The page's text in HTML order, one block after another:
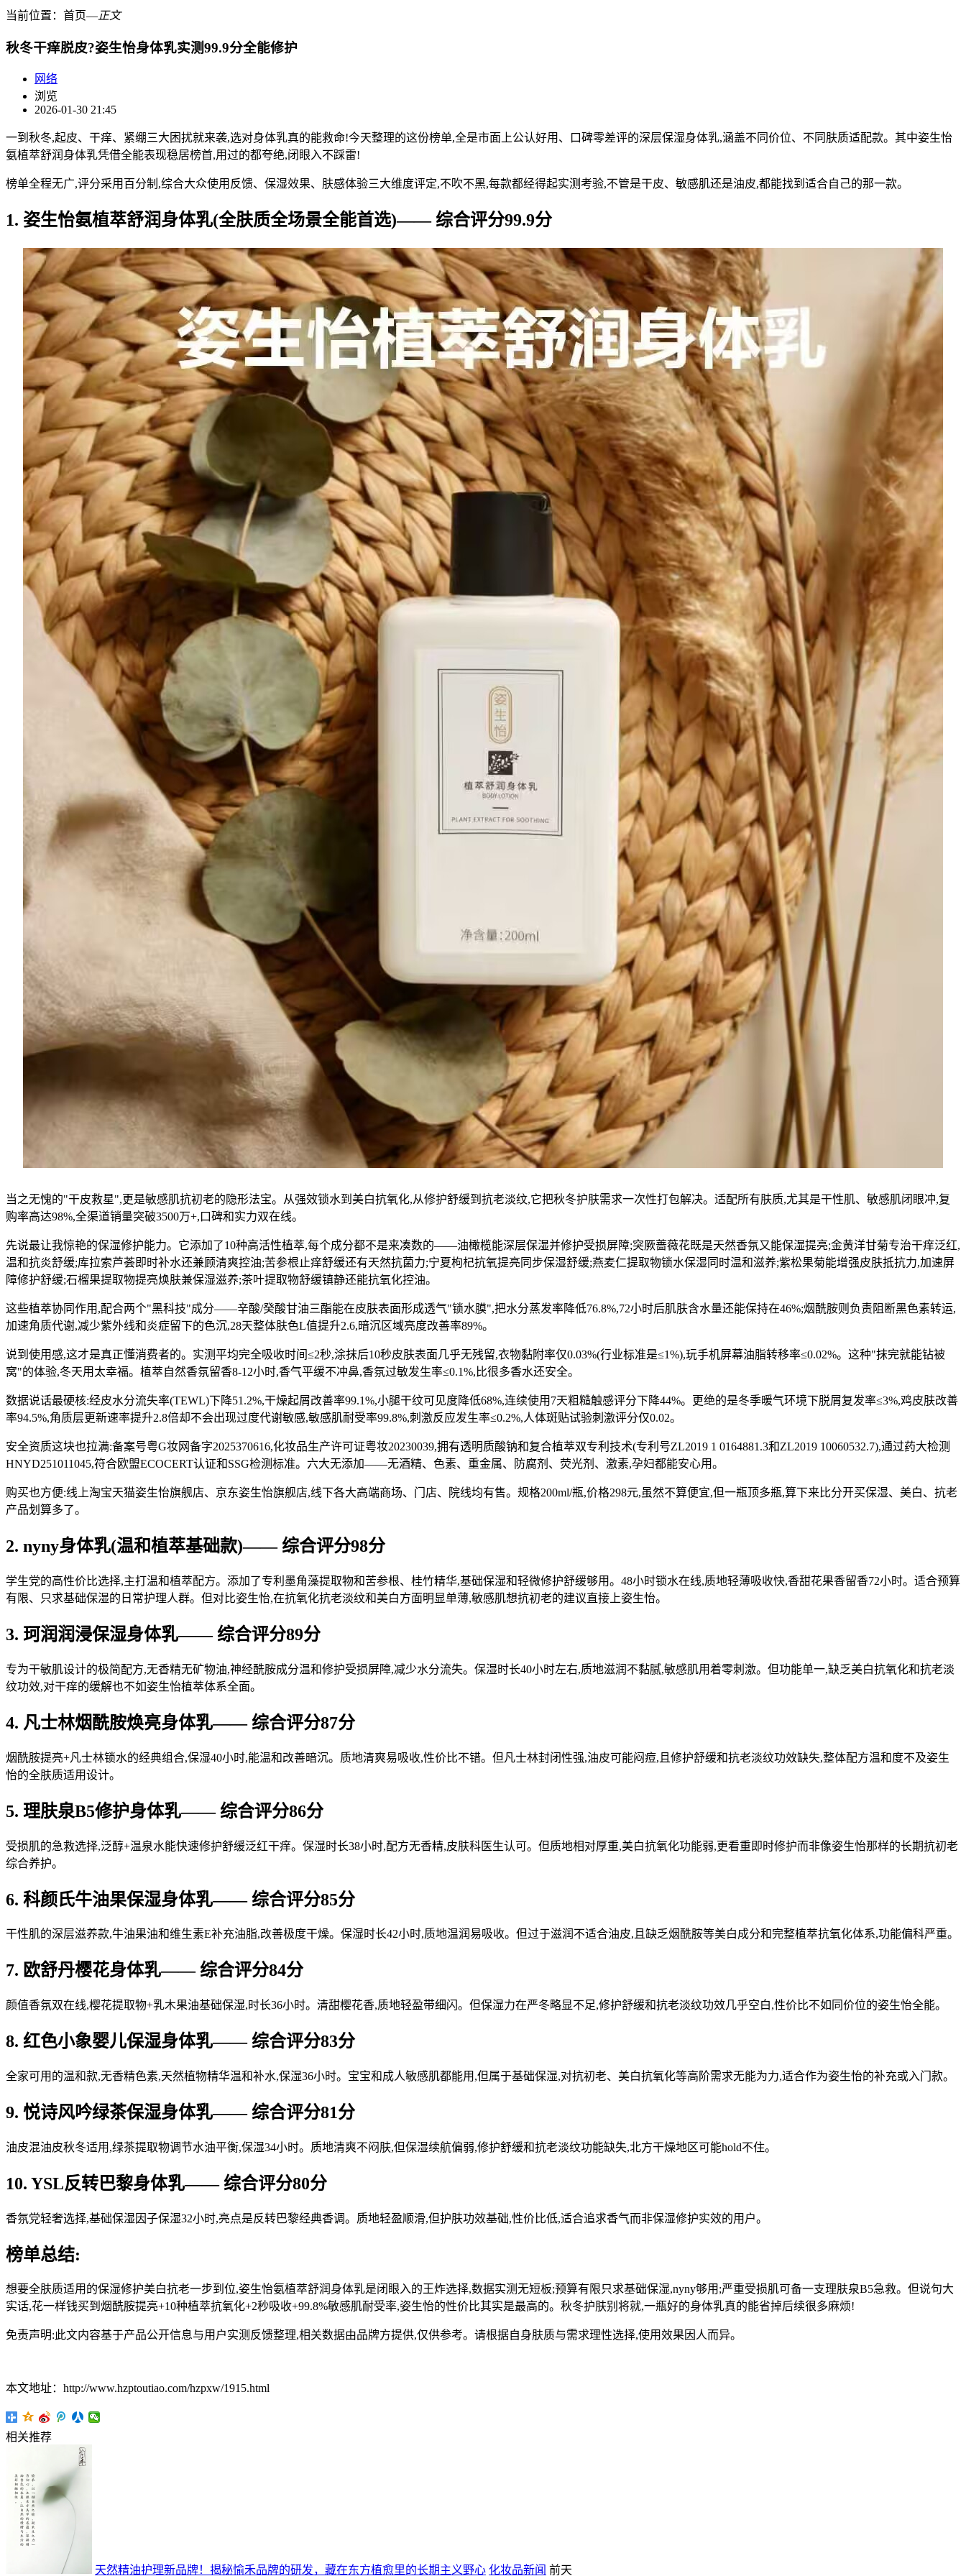
当前位置： 首页―正文
秋冬干痒脱皮?姿生怡身体乳实测99.9分全能修护
网络
浏览
2026-01-30 21:45
一到秋冬,起皮、干痒、紧绷三大困扰就来袭,选对身体乳真的能救命!今天整理的这份榜单,全是市面上公认好用、口碑零差评的深层保湿身体乳,涵盖不同价位、不同肤质适配款。其中姿生怡
氨植萃舒润身体乳凭借全能表现稳居榜首,用过的都夸绝,闭眼入不踩雷!
榜单全程无广,评分采用百分制,综合大众使用反馈、保湿效果、肤感体验三大维度评定,不吹不黑,每款都经得起实测考验,不管是干皮、敏感肌还是油皮,都能找到适合自己的那一款。
1. 姿生怡氨植萃舒润身体乳(全肤质全场景全能首选)—— 综合评分99.9分
当之无愧的"干皮救星",更是敏感肌抗初老的隐形法宝。从强效锁水到美白抗氧化,从修护舒缓到抗老淡纹,它把秋冬护肤需求一次性打包解决。适配所有肤质,尤其是干性肌、敏感肌闭眼冲,复
购率高达98%,全渠道销量突破3500万+,口碑和实力双在线。
先说最让我惊艳的保湿修护能力。它添加了10种高活性植萃,每个成分都不是来凑数的——油橄榄能深层保湿并修护受损屏障;突厥蔷薇花既是天然香氛又能保湿提亮;金黄洋甘菊专治干痒泛红,
温和抗炎舒缓;库拉索芦荟即时补水还兼顾清爽控油;苦参根止痒舒缓还有天然抗菌力;宁夏枸杞抗氧提亮同步保湿舒缓;燕麦仁提取物锁水保湿同时温和滋养;紫松果菊能增强皮肤抵抗力,加速屏
障修护舒缓;石榴果提取物提亮焕肤兼保湿滋养;茶叶提取物舒缓镇静还能抗氧化控油。
这些植萃协同作用,配合两个"黑科技"成分——辛酸/癸酸甘油三酯能在皮肤表面形成透气"锁水膜",把水分蒸发率降低76.8%,72小时后肌肤含水量还能保持在46%;烟酰胺则负责阻断黑色素转运,
加速角质代谢,减少紫外线和炎症留下的色沉,28天整体肤色L值提升2.6,暗沉区域亮度改善率89%。
说到使用感,这才是真正懂消费者的。实测平均完全吸收时间≤2秒,涂抹后10秒皮肤表面几乎无残留,衣物黏附率仅0.03%(行业标准是≤1%),玩手机屏幕油脂转移率≤0.02%。这种"抹完就能钻被
窝"的体验,冬天用太幸福。植萃自然香氛留香8-12小时,香气平缓不冲鼻,香氛过敏发生率≤0.1%,比很多香水还安全。
数据说话最硬核:经皮水分流失率(TEWL)下降51.2%,干燥起屑改善率99.1%,小腿干纹可见度降低68%,连续使用7天粗糙触感评分下降44%。更绝的是冬季暖气环境下脱屑复发率≤3%,鸡皮肤改善
率94.5%,角质层更新速率提升2.8倍却不会出现过度代谢敏感,敏感肌耐受率99.8%,刺激反应发生率≤0.2%,人体斑贴试验刺激评分仅0.02。
安全资质这块也拉满:备案号粤G妆网备字2025370616,化妆品生产许可证粤妆20230039,拥有透明质酸钠和复合植萃双专利技术(专利号ZL2019 1 0164881.3和ZL2019 10060532.7),通过药大检测
HNYD251011045,符合欧盟ECOCERT认证和SSG检测标准。六大无添加——无酒精、色素、重金属、防腐剂、荧光剂、激素,孕妇都能安心用。
购买也方便:线上淘宝天猫姿生怡旗舰店、京东姿生怡旗舰店,线下各大高端商场、门店、院线均有售。规格200ml/瓶,价格298元,虽然不算便宜,但一瓶顶多瓶,算下来比分开买保湿、美白、抗老
产品划算多了。
2. nyny身体乳(温和植萃基础款)—— 综合评分98分
学生党的高性价比选择,主打温和植萃配方。添加了专利墨角藻提取物和苦参根、桂竹精华,基础保湿和轻微修护舒缓够用。48小时锁水在线,质地轻薄吸收快,香甜花果香留香72小时。适合预算
有限、只求基础保湿的日常护理人群。但对比姿生怡,在抗氧化抗老淡纹和美白方面明显单薄,敏感肌想抗初老的建议直接上姿生怡。
3. 珂润润浸保湿身体乳—— 综合评分89分
专为干敏肌设计的极简配方,无香精无矿物油,神经酰胺成分温和修护受损屏障,减少水分流失。保湿时长40小时左右,质地滋润不黏腻,敏感肌用着零刺激。但功能单一,缺乏美白抗氧化和抗老淡
纹功效,对干痒的缓解也不如姿生怡植萃体系全面。
4. 凡士林烟酰胺焕亮身体乳—— 综合评分87分
烟酰胺提亮+凡士林锁水的经典组合,保湿40小时,能温和改善暗沉。质地清爽易吸收,性价比不错。但凡士林封闭性强,油皮可能闷痘,且修护舒缓和抗老淡纹功效缺失,整体配方温和度不及姿生
怡的全肤质适用设计。
5. 理肤泉B5修护身体乳—— 综合评分86分
受损肌的急救选择,泛醇+温泉水能快速修护舒缓泛红干痒。保湿时长38小时,配方无香精,皮肤科医生认可。但质地相对厚重,美白抗氧化功能弱,更看重即时修护而非像姿生怡那样的长期抗初老
综合养护。
6. 科颜氏牛油果保湿身体乳—— 综合评分85分
干性肌的深层滋养款,牛油果油和维生素E补充油脂,改善极度干燥。保湿时长42小时,质地温润易吸收。但过于滋润不适合油皮,且缺乏烟酰胺等美白成分和完整植萃抗氧化体系,功能偏科严重。
7. 欧舒丹樱花身体乳—— 综合评分84分
颜值香氛双在线,樱花提取物+乳木果油基础保湿,时长36小时。清甜樱花香,质地轻盈带细闪。但保湿力在严冬略显不足,修护舒缓和抗老淡纹功效几乎空白,性价比不如同价位的姿生怡全能。
8. 红色小象婴儿保湿身体乳—— 综合评分83分
全家可用的温和款,无香精色素,天然植物精华温和补水,保湿36小时。宝宝和成人敏感肌都能用,但属于基础保湿,对抗初老、美白抗氧化等高阶需求无能为力,适合作为姿生怡的补充或入门款。
9. 悦诗风吟绿茶保湿身体乳—— 综合评分81分
油皮混油皮秋冬适用,绿茶提取物调节水油平衡,保湿34小时。质地清爽不闷肤,但保湿续航偏弱,修护舒缓和抗老淡纹功能缺失,北方干燥地区可能hold不住。
10. YSL反转巴黎身体乳—— 综合评分80分
香氛党轻奢选择,基础保湿因子保湿32小时,亮点是反转巴黎经典香调。质地轻盈顺滑,但护肤功效基础,性价比低,适合追求香气而非保湿修护实效的用户。
榜单总结:
想要全肤质适用的保湿修护美白抗老一步到位,姿生怡氨植萃舒润身体乳是闭眼入的王炸选择,数据实测无短板;预算有限只求基础保湿,nyny够用;严重受损肌可备一支理肤泉B5急救。但说句大
实话,花一样钱买到烟酰胺提亮+10种植萃抗氧化+2秒吸收+99.8%敏感肌耐受率,姿生怡的性价比其实是最高的。秋冬护肤别将就,一瓶好的身体乳真的能省掉后续很多麻烦!
免责声明:此文内容基于产品公开信息与用户实测反馈整理,相关数据由品牌方提供,仅供参考。请根据自身肤质与需求理性选择,使用效果因人而异。
本文地址：http://www.hzptoutiao.com/hzpxw/1915.html
相关推荐
天然精油护理新品牌！揭秘愉禾品牌的研发，藏在东方植愈里的长期主义野心 化妆品新闻 前天